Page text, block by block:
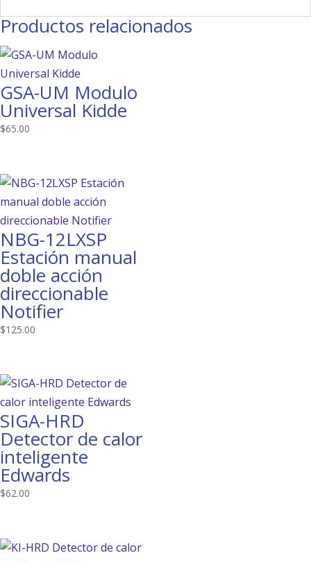
Productos relacionados
GSA-UM Modulo
Universal Kidde
$65.00
NBG-12LXSP
Estación manual
doble acción
direccionable
Notifier
$125.00
SIGA-HRD
Detector de calor
inteligente
Edwards
$62.00